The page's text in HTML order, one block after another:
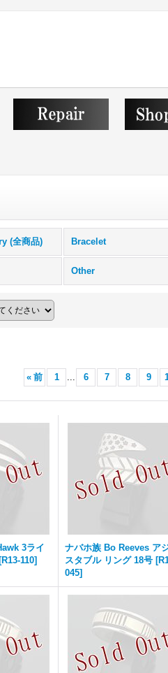
(全商品) Bracelet
Other
« 前 1 ... 6 7 8 9
3ライ
[R13-110]
ナバホ族 Bo Reeves ア
スタブル リング 18号 [
045]